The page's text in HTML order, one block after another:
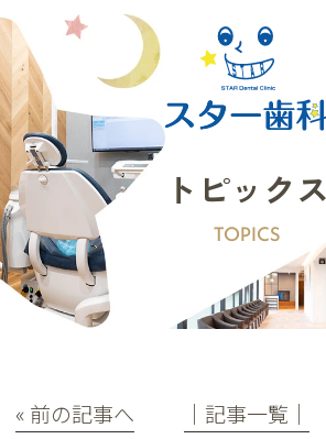
トピックス
TOPICS
« 前の記事へ │記事一覧│